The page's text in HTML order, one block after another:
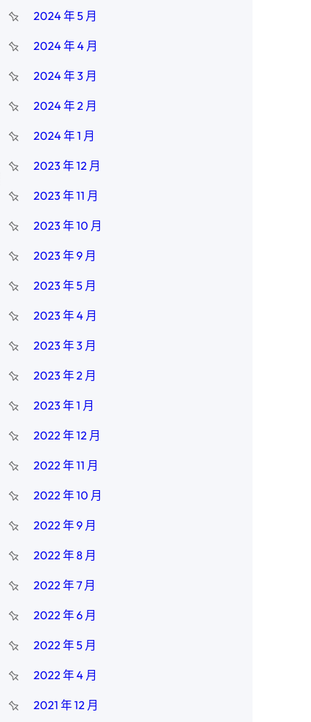
2024 年 5 月
2024 年 4 月
2024 年 3 月
2024 年 2 月
2024 年 1 月
2023 年 12 月
2023 年 11 月
2023 年 10 月
2023 年 9 月
2023 年 5 月
2023 年 4 月
2023 年 3 月
2023 年 2 月
2023 年 1 月
2022 年 12 月
2022 年 11 月
2022 年 10 月
2022 年 9 月
2022 年 8 月
2022 年 7 月
2022 年 6 月
2022 年 5 月
2022 年 4 月
2021 年 12 月